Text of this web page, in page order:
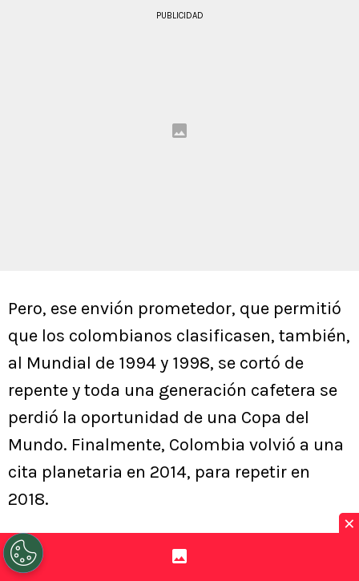
PUBLICIDAD
Pero, ese envión prometedor, que permitió
que los colombianos clasificasen, también,
al Mundial de 1994 y 1998, se cortó de
repente y toda una generación cafetera se
perdió la oportunidad de una Copa del
Mundo. Finalmente, Colombia volvió a una
cita planetaria en 2014, para repetir en
2018.
Pero, fue en 2014 cuando lograron su mejor
hazaña. Comandados por James
×